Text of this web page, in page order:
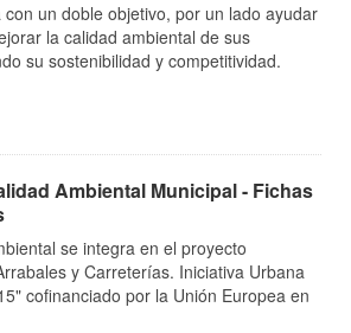
un doble objetivo, por un lado ayudar
la calidad ambiental de sus
su sostenibilidad y competitividad.
Ambiental Municipal - Fichas
se integra en el proyecto
y Carreterías. Iniciativa Urbana
cofinanciado por la Unión Europea en